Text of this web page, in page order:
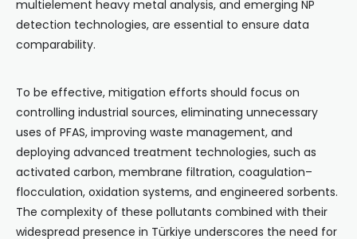
multielement heavy metal analysis, and emerging NP
detection technologies, are essential to ensure data
comparability.
To be effective, mitigation efforts should focus on
controlling industrial sources, eliminating unnecessary
uses of PFAS, improving waste management, and
deploying advanced treatment technologies, such as
activated carbon, membrane filtration, coagulation–
flocculation, oxidation systems, and engineered sorbents.
The complexity of these pollutants combined with their
widespread presence in Türkiye underscores the need for